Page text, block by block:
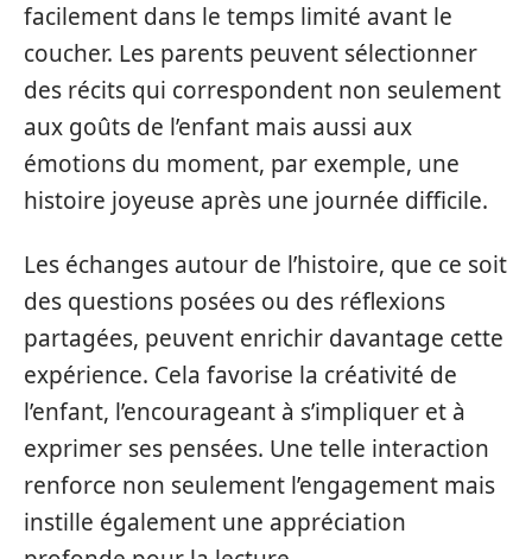
facilement dans le temps limité avant le
coucher. Les parents peuvent sélectionner
des récits qui correspondent non seulement
aux goûts de l’enfant mais aussi aux
émotions du moment, par exemple, une
histoire joyeuse après une journée difficile.
Les échanges autour de l’histoire, que ce soit
des questions posées ou des réflexions
partagées, peuvent enrichir davantage cette
expérience. Cela favorise la créativité de
l’enfant, l’encourageant à s’impliquer et à
exprimer ses pensées. Une telle interaction
renforce non seulement l’engagement mais
instille également une appréciation